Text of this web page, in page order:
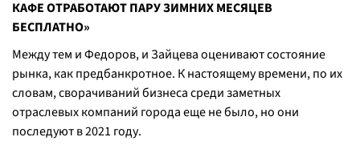
КАФЕ ОТРАБОТАЮТ ПАРУ ЗИМНИХ МЕСЯЦЕВ
БЕСПЛАТНО»
Между тем и Федоров, и Зайцева оценивают состояние
рынка, как предбанкротное. К настоящему времени, по их
словам, сворачиваний бизнеса среди заметных
отраслевых компаний города еще не было, но они
последуют в 2021 году.